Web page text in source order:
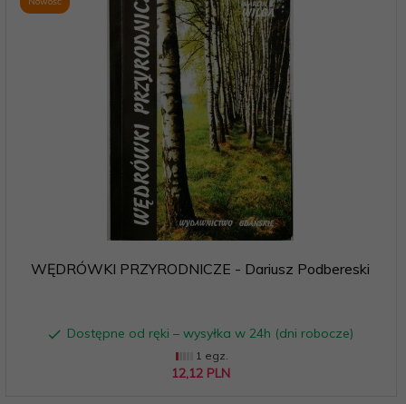
WĘDRÓWKI PRZYRODNICZE - Dariusz Podbereski
Dostępne od ręki – wysyłka w 24h (dni robocze)
1 egz.
12,12 PLN